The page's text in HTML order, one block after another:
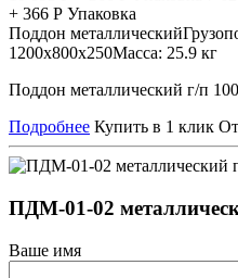
+ 366 Р Упаковка
Поддон металлический
1200х800х250Масса: 25.9 кг
Поддон металлический г/п
Подробнее Купить в 1 клик
ПДМ-01-02
Ваше имя